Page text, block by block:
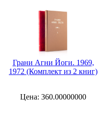
Грани Агни Йоги. 1969,
1972 (Комплект из 2 книг)
Цена: 360.00000000